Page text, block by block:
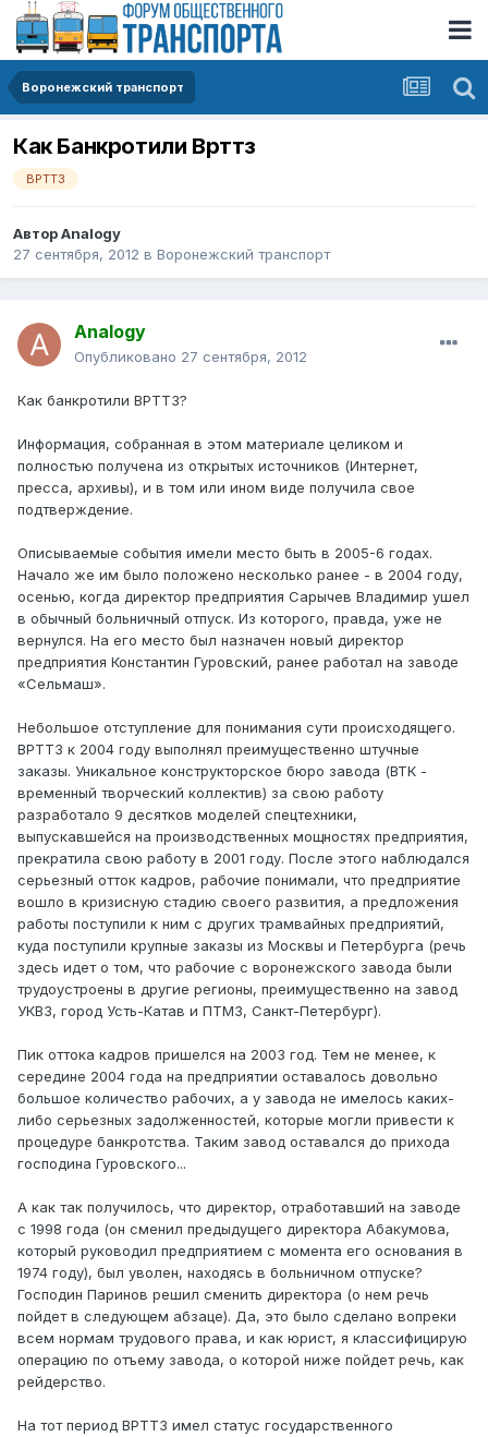
Воронежский транспорт
Как Банкротили Врттз
ВРТТЗ
АвторAnalogy
27 сентября, 2012 в Воронежский транспорт
Analogy
Опубликовано 27 сентября, 2012
Как банкротили ВРТТЗ?
Информация, собранная в этом материале целиком и
полностью получена из открытых источников (Интернет,
пресса, архивы), и в том или ином виде получила свое
подтверждение.
Описываемые события имели место быть в 2005-6 годах.
Начало же им было положено несколько ранее - в 2004 году,
осенью, когда директор предприятия Сарычев Владимир ушел
в обычный больничный отпуск. Из которого, правда, уже не
вернулся. На его место был назначен новый директор
предприятия Константин Гуровский, ранее работал на заводе
«Сельмаш».
Небольшое отступление для понимания сути происходящего.
ВРТТЗ к 2004 году выполнял преимущественно штучные
заказы. Уникальное конструкторское бюро завода (ВТК -
временный творческий коллектив) за свою работу
разработало 9 десятков моделей спецтехники,
выпускавшейся на производственных мощностях предприятия,
прекратила свою работу в 2001 году. После этого наблюдался
серьезный отток кадров, рабочие понимали, что предприятие
вошло в кризисную стадию своего развития, а предложения
работы поступили к ним с других трамвайных предприятий,
куда поступили крупные заказы из Москвы и Петербурга (речь
здесь идет о том, что рабочие с воронежского завода были
трудоустроены в другие регионы, преимущественно на завод
УКВЗ, город Усть-Катав и ПТМЗ, Санкт-Петербург).
Пик оттока кадров пришелся на 2003 год. Тем не менее, к
середине 2004 года на предприятии оставалось довольно
большое количество рабочих, а у завода не имелось каких-
либо серьезных задолженностей, которые могли привести к
процедуре банкротства. Таким завод оставался до прихода
господина Гуровского...
А как так получилось, что директор, отработавший на заводе
с 1998 года (он сменил предыдущего директора Абакумова,
который руководил предприятием с момента его основания в
1974 году), был уволен, находясь в больничном отпуске?
Господин Паринов решил сменить директора (о нем речь
пойдет в следующем абзаце). Да, это было сделано вопреки
всем нормам трудового права, и как юрист, я классифицирую
операцию по отъему завода, о которой ниже пойдет речь, как
рейдерство.
На тот период ВРТТЗ имел статус государственного